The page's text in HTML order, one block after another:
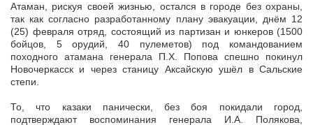
Атаман, рискуя своей жизнью, остался в городе без охраны,
так как согласно разработанному плану эвакуации, днём 12
(25) февраля отряд, состоящий из партизан и юнкеров (1500
бойцов, 5 орудий, 40 пулеметов) под командованием
походного атамана генерала П.Х. Попова спешно покинул
Новочеркасск и через станицу Аксайскую ушёл в Сальские
степи.
То, что казаки панически, без боя покидали город,
подтверждают воспоминания генерала И.А. Полякова,